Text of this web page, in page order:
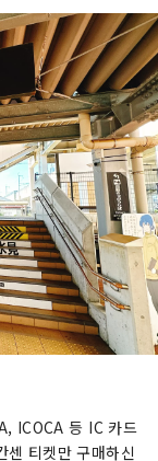
ICOCA 등 IC 카드
센 티켓만 구매하신